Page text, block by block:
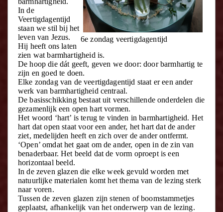
6e zondag veertigdagentijd
In de
Veertigdagentijd
staan we stil bij het
leven van Jezus.
Hij heeft ons laten
zien wat barmhartigheid is.
De hoop die dát geeft, geven we door: door barmhartig te
zijn en goed te doen.
Elke zondag van de veertigdagentijd staat er een ander
werk van barmhartigheid centraal.
De basisschikking bestaat uit verschillende onderdelen die
gezamenlijk een open hart vormen.
Het woord ‘hart’ is terug te vinden in barmhartigheid. Het
hart dat open staat voor een ander, het hart dat de ander
ziet, medelijden heeft en zich over de ander ontfermt.
‘Open’ omdat het gaat om de ander, open in de zin van
benaderbaar. Het beeld dat de vorm oproept is een
horizontaal beeld.
In de zeven glazen die elke week gevuld worden met
natuurlijke materialen komt het thema van de lezing sterk
naar voren.
Tussen de zeven glazen zijn stenen of boomstammetjes
geplaatst, afhankelijk van het onderwerp van de lezing.